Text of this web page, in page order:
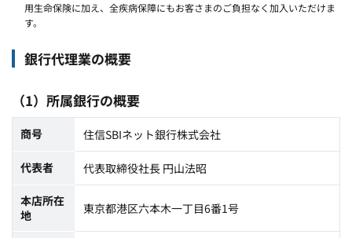
用生命保険に加え、全疾病保障にもお客さまのご負担なく加入いただけま
す。
銀行代理業の概要
（1）所属銀行の概要
商号 住信SBIネット銀行株式会社
代表者 代表取締役社長 円山法昭
本店所在
地
東京都港区六本木一丁目6番1号